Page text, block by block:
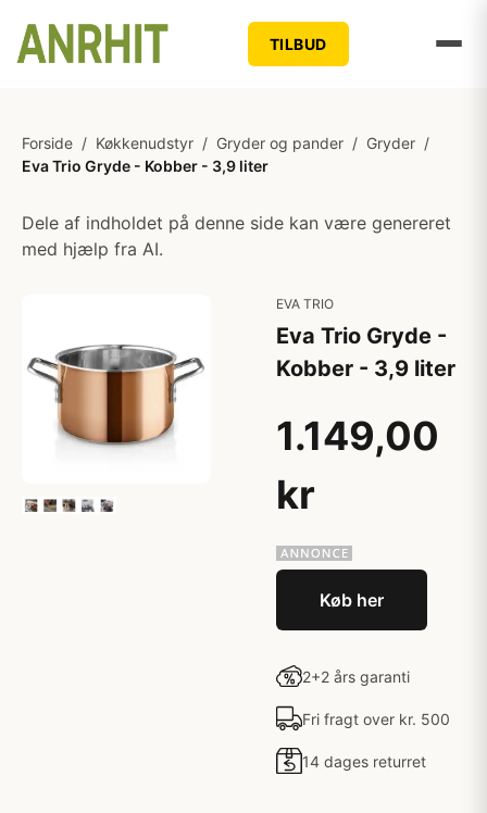
TILBUD
Forside / Køkkenudstyr / Gryder og pander / Gryder /
Eva Trio Gryde - Kobber - 3,9 liter
Dele af indholdet på denne side kan være genereret
med hjælp fra AI.
EVA TRIO
Eva Trio Gryde -
Kobber - 3,9 liter
1.149,00
kr
Køb her
2+2 års garanti
Fri fragt over kr. 500
14 dages returret